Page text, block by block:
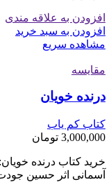
افزودن به علاقه مندی
افزودن به سبد خرید
مشاهده سریع
مقایسه
درنده خویان
کتاب کم یاب
3,000,000 تومان
خرید کتاب درنده خویان:
آسمانی اثر حسین